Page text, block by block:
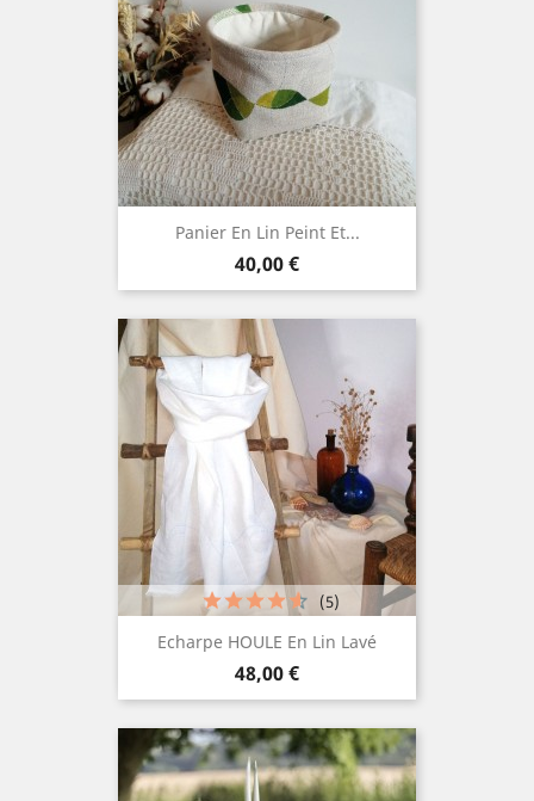
Panier En Lin Peint Et...
Prix
40,00 €
Echarpe HOULE En Lin Lavé
Prix
48,00 €
(5)